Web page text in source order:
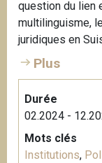
question du lien
multilinguisme,
juridiques en
Plus
Durée
02.2024 -
Mots clés
Institutions,